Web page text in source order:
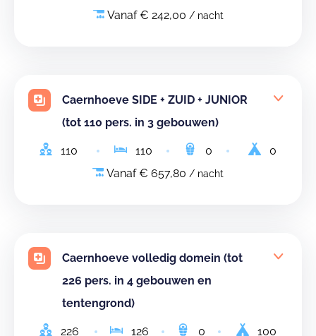
Vanaf € 242,00 / nacht
Caernhoeve SIDE + ZUID + JUNIOR
(tot 110 pers. in 3 gebouwen)
110 110 0
0
Vanaf € 657,80 / nacht
Caernhoeve volledig domein (tot
226 pers. in 4 gebouwen en
tentengrond)
226 126 0 100